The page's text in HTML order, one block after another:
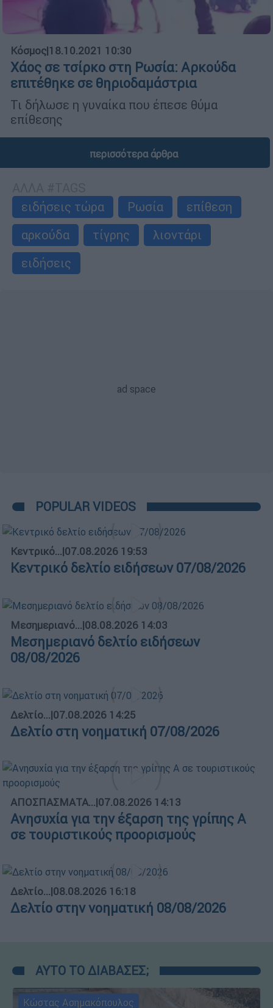
Κόσμος|18.10.2021 10:30
Χάος σε τσίρκο στη Ρωσία: Αρκούδα
επιτέθηκε σε θηριοδαμάστρια
Τι δήλωσε η γυναίκα που έπεσε θύμα
επίθεσης
περισσότερα άρθρα
ειδήσεις τώρα
Ρωσία
επίθεση
αρκούδα
τίγρης
λιοντάρι
ειδήσεις
POPULAR VIDEOS
Κεντρικό...|07.08.2026 19:53
Κεντρικό δελτίο ειδήσεων 07/08/2026
Μεσημεριανό...|08.08.2026 14:03
Μεσημεριανό δελτίο ειδήσεων
08/08/2026
Δελτίο...|07.08.2026 14:25
Δελτίο στη νοηματική 07/08/2026
ΑΠΟΣΠΑΣΜΑΤΑ...|07.08.2026 14:13
Ανησυχία για την έξαρση της γρίπης Α
σε τουριστικούς προορισμούς
Δελτίο...|08.08.2026 16:18
Δελτίο στην νοηματική 08/08/2026
ΑΥΤΟ ΤΟ ΔΙΑΒΑΣΕΣ;
Κώστας Ασημακόπουλος